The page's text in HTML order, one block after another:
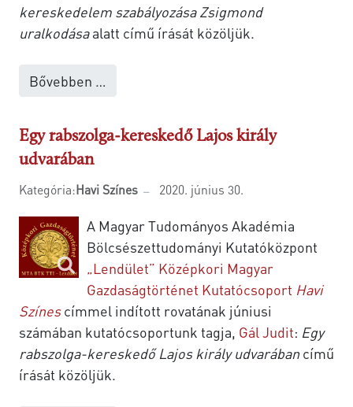
kereskedelem szabályozása Zsigmond
uralkodásaalatt című írását közöljük.
Bővebben …
Egy rabszolga-kereskedő Lajos király
udvarában
Kategória:Havi Színes 2020. június 30.
A Magyar Tudományos Akadémia
Bölcsészettudományi Kutatóközpont
„Lendület” Középkori Magyar
Gazdaságtörténet Kutatócsoport Havi
Színescímmel indított rovatának júniusi
számában kutatócsoportunk tagja, Gál Judit: Egy
rabszolga-kereskedő Lajos király udvarában című
írását közöljük.